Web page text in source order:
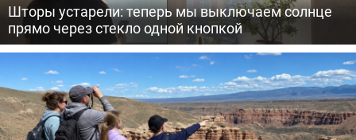
Шторы устарели: теперь мы выключаем солнце
прямо через стекло одной кнопкой